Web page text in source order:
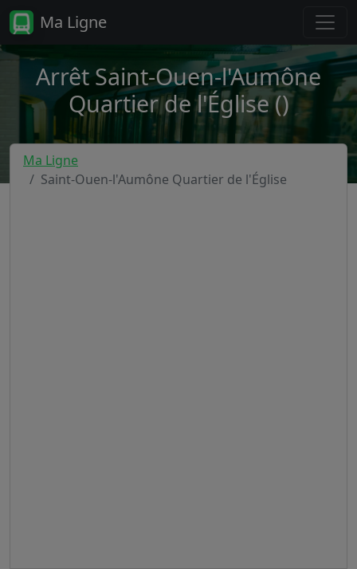
Ma Ligne
Arrêt Saint-Ouen-l'Aumône
Quartier de l'Église ()
Ma Ligne
Saint-Ouen-l'Aumône Quartier de l'Église